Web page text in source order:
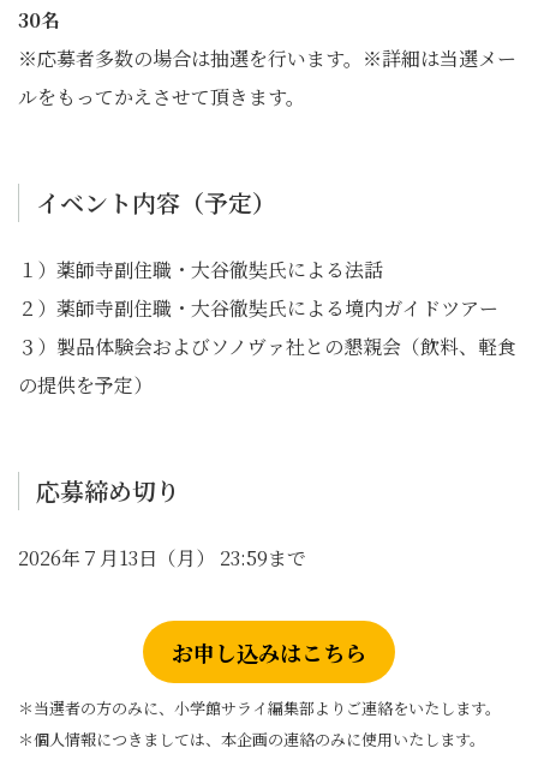
30名
※応募者多数の場合は抽選を行います。※詳細は当選メー
ルをもってかえさせて頂きます。
イベント内容（予定）
１）薬師寺副住職・大谷徹奘氏による法話
２）薬師寺副住職・大谷徹奘氏による境内ガイドツアー
３）製品体験会およびソノヴァ社との懇親会（飲料、軽食
の提供を予定）
応募締め切り
2026年７月13日（月） 23:59まで
お申し込みはこちら
＊当選者の方のみに、小学館サライ編集部よりご連絡をいたします。
＊個人情報につきましては、本企画の連絡のみに使用いたします。